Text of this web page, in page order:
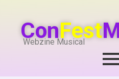
ConFest
Webzine Musical